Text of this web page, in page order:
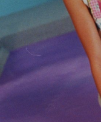
奇幻
家庭
罪案
成人
特別/